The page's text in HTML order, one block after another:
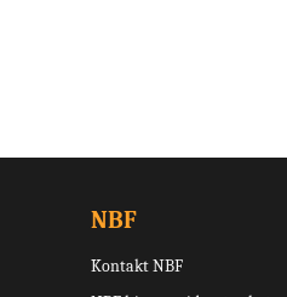
NBF
Kontakt NBF